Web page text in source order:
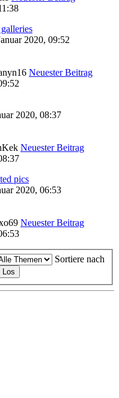
2020, 09:52
Neuester Beitrag
2020, 08:37
Neuester Beitrag
pics
2020, 06:53
Neuester Beitrag
Sortiere nach